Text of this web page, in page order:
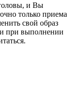
и Вы
только приема
свой образ
при выполнении